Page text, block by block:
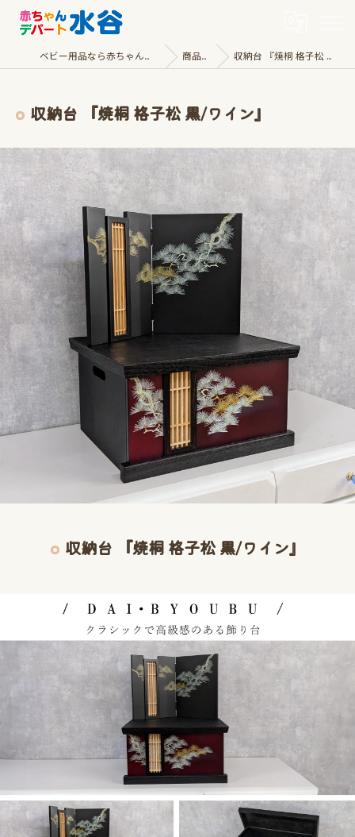
ベビー用品なら赤ちゃんデパート水谷 商品一覧 収納台 『焼桐 格子松 黒/ワイン』
収納台 『焼桐 格子松 黒/ワイン』
収納台 『焼桐 格子松 黒/ワイン』